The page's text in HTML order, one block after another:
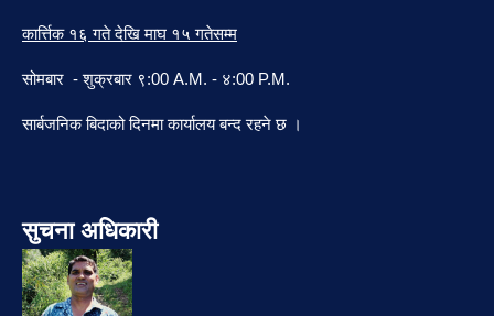
कार्त्तिक १६ गते देखि माघ १५ गतेसम्म
सोमबार - शुक्रबार ९:00 A.M. - ४:00 P.M.
सार्बजनिक बिदाको दिनमा कार्यालय बन्द रहने छ ।
सुचना अधिकारी